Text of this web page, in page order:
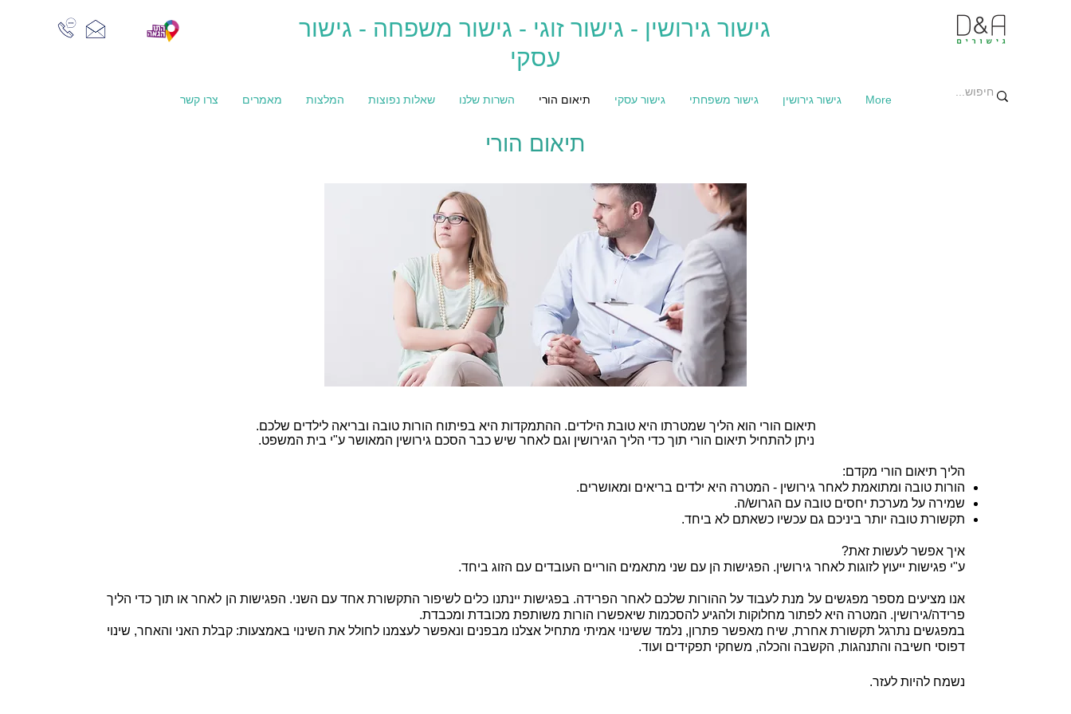
גישור גירושין - גישור זוגי - גישור משפחה - גישור
עסקי
צרו קשר מאמרים המלצות שאלות נפוצות השרות שלנו תיאום הורי גישור עסקי גישור משפחתי גישור גירושין More
תיאום הורי
תיאום הורי הוא הליך שמטרתו היא טובת הילדים. ההתמקדות היא בפיתוח הורות טובה ובריאה לילדים שלכם.
ניתן להתחיל תיאום הורי תוך כדי הליך הגירושין וגם לאחר שיש כבר הסכם גירושין המאושר ע"י בית המשפט.
הליך תיאום הורי מקדם:
הורות טובה ומתואמת לאחר גירושין - המטרה היא ילדים בריאים ומאושרים.
שמירה על מערכת יחסים טובה עם הגרוש/ה.
תקשורת טובה יותר ביניכם גם עכשיו כשאתם לא ביחד.
איך אפשר לעשות זאת?
ע"י פגישות ייעוץ לזוגות לאחר גירושין. הפגישות הן עם שני מתאמים הוריים העובדים עם הזוג ביחד.
אנו מציעים מספר מפגשים על מנת לעבוד על ההורות שלכם לאחר הפרידה. בפגישות יינתנו כלים לשיפור התקשורת אחד עם השני. הפגישות הן לאחר או תוך כדי הליך
פרידה/גירושין. המטרה היא לפתור מחלוקות ולהגיע להסכמות שיאפשרו הורות משותפת מכובדת ומכבדת.
במפגשים נתרגל תקשורת אחרת, שיח מאפשר פתרון, נלמד ששינוי אמיתי מתחיל אצלנו מבפנים ונאפשר לעצמנו לחולל את השינוי באמצעות: קבלת האני והאחר, שינוי
דפוסי חשיבה והתנהגות, הקשבה והכלה, משחקי תפקידים ועוד.
נשמח להיות לעזר.